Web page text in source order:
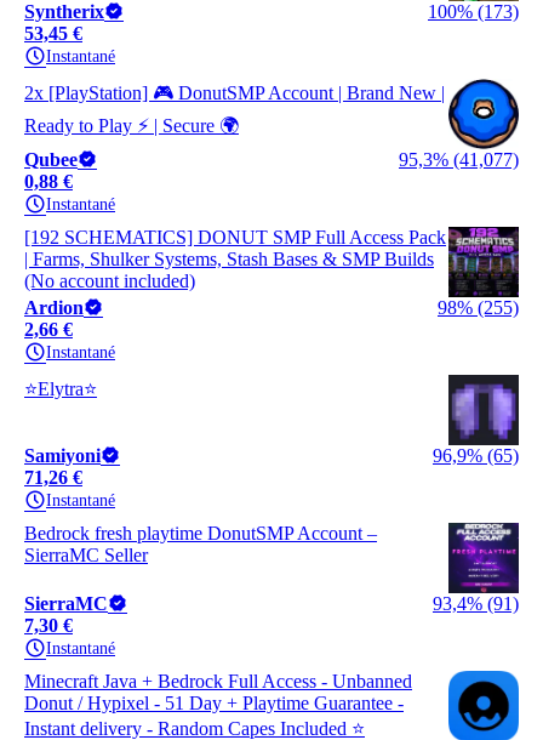
Syntherix
100% (173)
53,45 €
Instantané
2x [PlayStation] 🎮 DonutSMP Account | Brand New |
Ready to Play ⚡ | Secure 🌍
Qubee
95,3% (41,077)
0,88 €
Instantané
[192 SCHEMATICS] DONUT SMP Full Access Pack
| Farms, Shulker Systems, Stash Bases & SMP Builds
(No account included)
Ardion
98% (255)
2,66 €
Instantané
⭐Elytra⭐
Samiyoni
96,9% (65)
71,26 €
Instantané
Bedrock fresh playtime DonutSMP Account –
SierraMC Seller
SierraMC
93,4% (91)
7,30 €
Instantané
Minecraft Java + Bedrock Full Access - Unbanned
Donut / Hypixel - 51 Day + Playtime Guarantee -
Instant delivery - Random Capes Included ⭐